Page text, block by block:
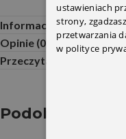
Informacje dodatkowe
Opinie (0)
Przeczytaj Przed
Podobne
ustawieniach
strony,
przetwarzania
w polityce